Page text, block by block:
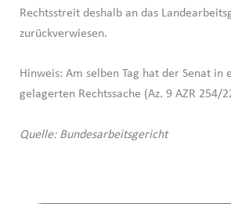
Rechtsstreit deshalb an das
zurückverwiesen.
Hinweis: Am selben Tag hat der Senat in
gelagerten Rechtssache (Az. 9 AZR 254/
Quelle: Bundesarbeitsgericht